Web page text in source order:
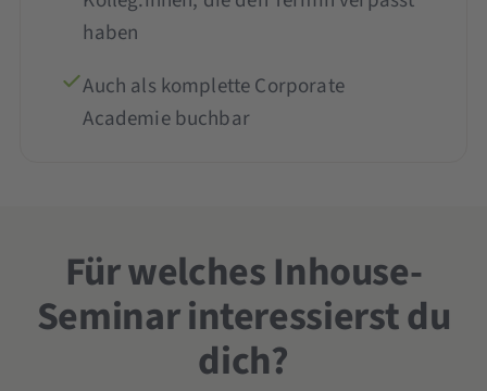
haben
Auch als komplette Corporate
Academie buchbar
Für welches Inhouse-
Seminar interessierst du
dich?